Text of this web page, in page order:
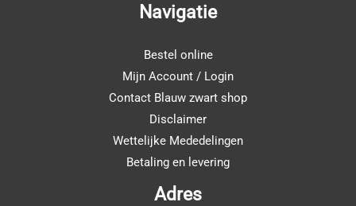
Navigatie
Bestel online
Mijn Account / Login
Contact Blauw zwart shop
Disclaimer
Wettelijke Mededelingen
Betaling en levering
Adres